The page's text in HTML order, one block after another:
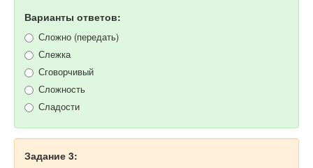
Варианты ответов:
Сложно (передать)
Слежка
Сговорчивый
Сложность
Сладости
Задание 3: